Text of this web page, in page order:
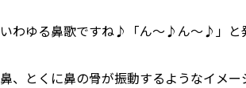
いわゆる鼻歌ですね♪「ん～♪ん～♪」と
鼻、とくに鼻の骨が振動するようなイメ